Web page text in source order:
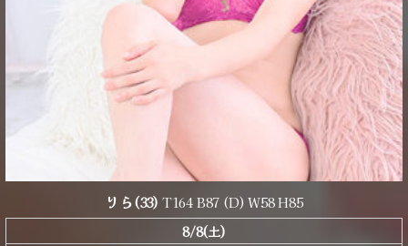
りら(33) T164 B87 (D) W58 H85
8/8(土)